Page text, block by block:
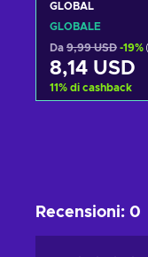
GLOBAL
GLOBALE
Da 9,99 USD -19%
8,14 USD
11% di cashback
Recensioni: 0